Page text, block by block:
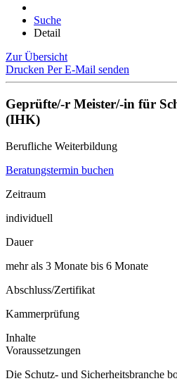
Suche
Detail
Zur Übersicht
Drucken Per E-Mail senden
Geprüfte/-r Meister/-in für
(IHK)
Berufliche Weiterbildung
Beratungstermin buchen
Zeitraum
individuell
Dauer
mehr als 3 Monate bis 6 Monate
Abschluss/Zertifikat
Kammerprüfung
Inhalte
Voraussetzungen
Die Schutz- und Sicherheitsbranche